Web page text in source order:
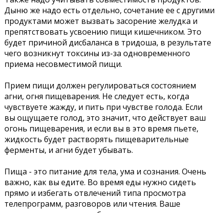
Дыню же надо есть отдельно, сочетание ее с другими
продуктами может вызвать засорение желудка и
препятствовать усвоению пищи кишечником. Это
будет причиной дисбаланса в тридоша, в результате
чего возникнут токсины из-за одновременного
приема несовместимой пищи.
Прием пищи должен регулироваться состоянием
агни, огня пищеварения. Не следует есть, когда
чувствуете жажду, и пить при чувстве голода. Если
вы ощущаете голод, это значит, что действует ваш
огонь пищеварения, и если вы в это время пьете,
жидкость будет растворять пищеварительные
ферменты, и агни будет убывать.
Пища - это питание для тела, ума и сознания. Очень
важно, как вы едите. Во время еды нужно сидеть
прямо и избегать отвлечений типа просмотра
телепрограмм, разговоров или чтения. Ваше